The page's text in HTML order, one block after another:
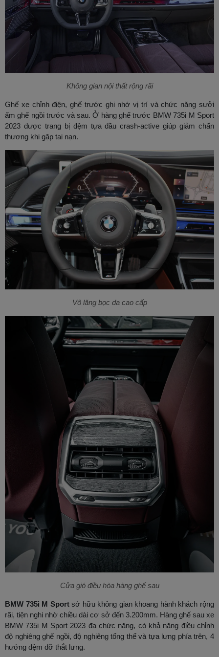
Không gian nội thất rộng rãi
Ghế xe chỉnh điện, ghế trước ghi nhớ vị trí và chức năng sưởi
ấm ghế ngồi trước và sau. Ở hàng ghế trước BMW 735i M Sport
2023 được trang bị đệm tựa đầu crash-active giúp giảm chấn
thương khi gặp tai nạn.
Vô lăng bọc da cao cấp
Cửa gió điều hòa hàng ghế sau
BMW 735i M Sportsở hữu không gian khoang hành khách rộng
rãi, tiện nghi nhờ chiều dài cơ sở đến 3.200mm. Hàng ghế sau xe
BMW 735i M Sport 2023 đa chức năng, có khả năng điều chỉnh
độ nghiêng ghế ngồi, độ nghiêng tổng thể và tựa lưng phía trên, 4
hướng đệm đỡ thắt lưng.